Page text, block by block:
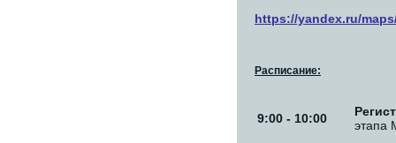
https://yandex.ru/
Расписание:
9:00 - 10:00
этапа